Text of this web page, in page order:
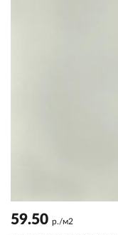
59.50 р./м2